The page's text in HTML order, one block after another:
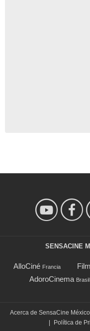
SENSACINE
AlloCiné Francia
AdoroCinema Brasil
Acerca de SensaCine México
Política de